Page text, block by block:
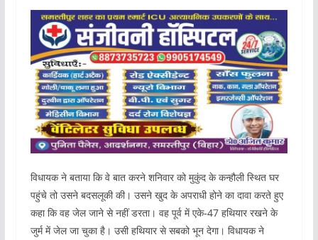
विधायक ने बताया कि वे बात करने शनिवार को मुकुंद के कन्हौली स्थित घर
पहुंचे तो उसने बदसलूकी की। उसने खुद के अपराधी होने का दावा करते हुए
कहा कि वह जेल जाने से नहीं डरता। वह पूर्व में एके-47 हथियार रखने के
जुर्म में जेल जा चुका है। उसी हथियार से सबको भून देगा। विधायक ने